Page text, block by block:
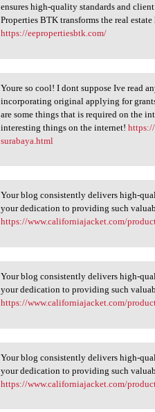
ensures high-quality standards and
Properties BTK transforms the real
https://eepropertiesbtk.com/
Youre so cool! I dont suppose
Youre so cool! I dont suppose Ive read
incorporating original applying for
are some things that is required on the
interesting things on the internet!
surabaya.html
Your blog consistently
Your blog consistently delivers high-
your dedication to providing such
https://www.californiajacket.com/
Your blog consistently
Your blog consistently delivers high-
your dedication to providing such
https://www.californiajacket.com/
Your blog consistently
Your blog consistently delivers high-
your dedication to providing such
https://www.californiajacket.com/